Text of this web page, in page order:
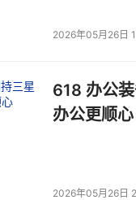
2026年05月26日
618 办公
办公更顺心
2026年05月26日